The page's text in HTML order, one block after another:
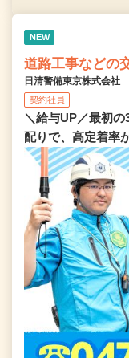
NEW
道路工事などの
日清警備東京株式会社
契約社員
＼給与UP／最初
配りで、高定着率